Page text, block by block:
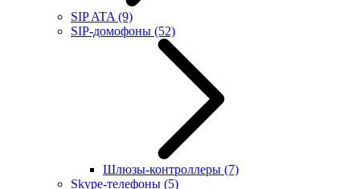
SIP ATA (9)
SIP-домофоны (52)
Шлюзы-контроллеры (7)
Skype-телефоны (5)